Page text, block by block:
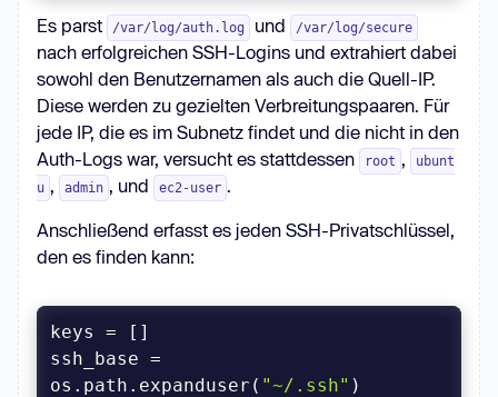
re.search(r'Accepted \S+ for (\S+)
from
if
if
ip not in
user not in targets[ip]:
return targets
Es parst /var/log/auth.log und /var/log/secure
nach erfolgreichen SSH-Logins und extrahiert dabei
sowohl den Benutzernamen als auch die Quell-IP.
Diese werden zu gezielten Verbreitungspaaren. Für
jede IP, die es im Subnetz findet und die nicht in den
Auth-Logs war, versucht es stattdessen
root ,
ubunt
u , admin , und ec2-user .
Anschließend erfasst es jeden SSH-Privatschlüssel,
den es finden kann:
ssh_base =
os.path.expanduser( "~/.ssh"